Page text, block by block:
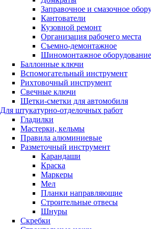
Заправочное и смазочное
Кантователи
Кузовной ремонт
Организация рабочего места
Съемно-демонтажное
Шиномонтажное оборудование
Баллонные ключи
Вспомогательный инструмент
Рихтовочный инструмент
Свечные ключи
Щетки-сметки для автомобиля
Для штукатурно-отделочных работ
Гладилки
Мастерки, кельмы
Правила алюминиевые
Разметочный инструмент
Карандаши
Краска
Маркеры
Мел
Планки направляющие
Строительные отвесы
Шнуры
Скребки